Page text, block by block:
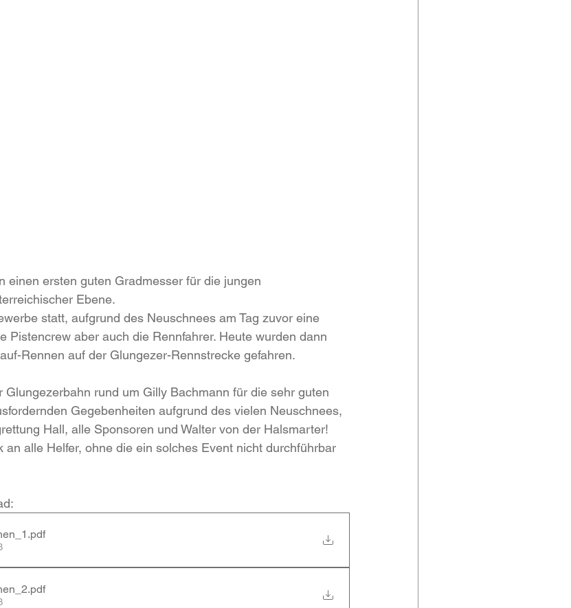
einen ersten guten Gradmesser für die jungen
Ebene.
statt, aufgrund des Neuschnees am Tag zuvor eine
Pistencrew aber auch die Rennfahrer. Heute wurden dann
Rennen auf der Glungezer-Rennstrecke gefahren.
Glungezerbahn rund um Gilly Bachmann für die sehr guten
Gegebenheiten aufgrund des vielen Neuschnees,
Hall, alle Sponsoren und Walter von der Halsmarter!
an alle Helfer, ohne die ein solches Event nicht durchführbar
.pdf
.pdf